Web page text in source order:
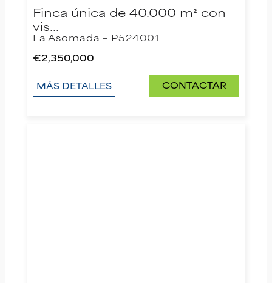
Finca única de 40.000 m² con
vis…
La Asomada – P524001
€2,350,000
MÁS DETALLES CONTACTAR